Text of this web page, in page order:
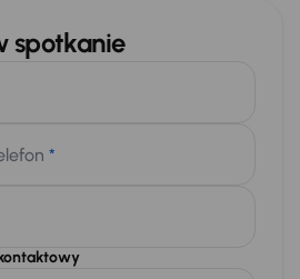
spotkanie
*